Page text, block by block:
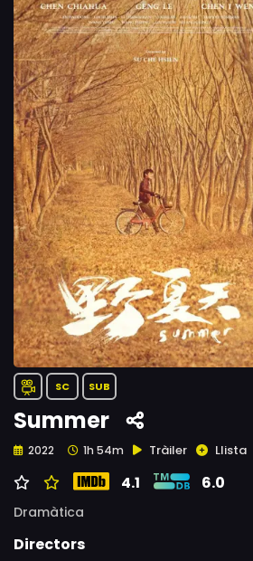
SC SUB
Summer
2022 1h 54m Tràiler Llista
4.1 6.0
Dramàtica
Directors